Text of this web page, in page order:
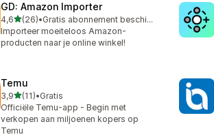
GD: Amazon Importer
4,6van 5 sterren
(26)
26 recensies in totaal
•
Gratis abonnement beschikbaar
Importeer moeiteloos Amazon-
producten naar je online winkel!
Temu
3,9van 5 sterren
(11)
11 recensies in totaal
•Gratis
Officiële Temu-app - Begin met
verkopen aan miljoenen kopers op
Temu